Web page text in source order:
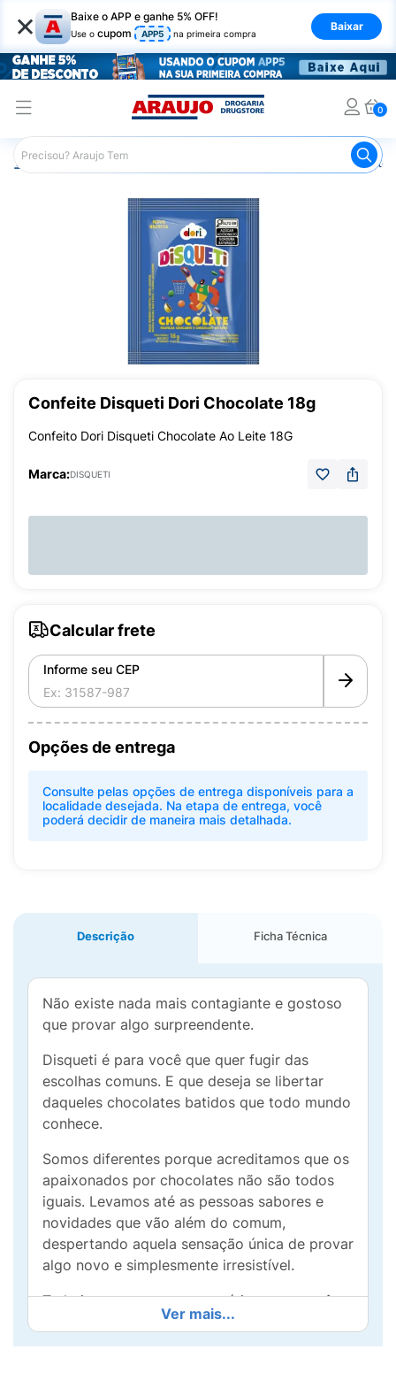
× Baixe o APP e ganhe 5% OFF!
Use o cupom APP5 na primeira compra
Baixar
0
Araujo Mercado Confeitos de Chocolate
Confeite Disqueti Dori Chocolate 18g
Confeito Dori Disqueti Chocolate Ao Leite 18G
Marca:DISQUETI
Calcular frete
Informe seu CEP
Opções de entrega
Consulte pelas opções de entrega disponíveis para a
localidade desejada. Na etapa de entrega, você
poderá decidir de maneira mais detalhada.
Descrição Ficha Técnica
Não existe nada mais contagiante e gostoso
que provar algo surpreendente.
Disqueti é para você que quer fugir das
escolhas comuns. E que deseja se libertar
daqueles chocolates batidos que todo mundo
conhece.
Somos diferentes porque acreditamos que os
apaixonados por chocolates não são todos
iguais. Levamos até as pessoas sabores e
novidades que vão além do comum,
despertando aquela sensação única de provar
algo novo e simplesmente irresistível.
Tudo isso com um toque prático para você
levar na mochila, na bolsa ou ter sempre na
mesa do escritório.
Ver mais...